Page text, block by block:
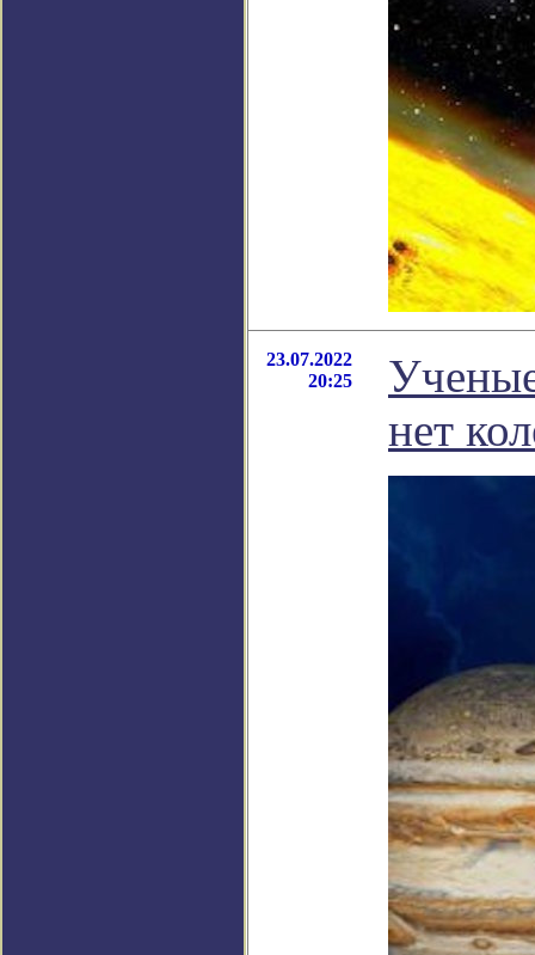
23.07.2022
20:25
нет